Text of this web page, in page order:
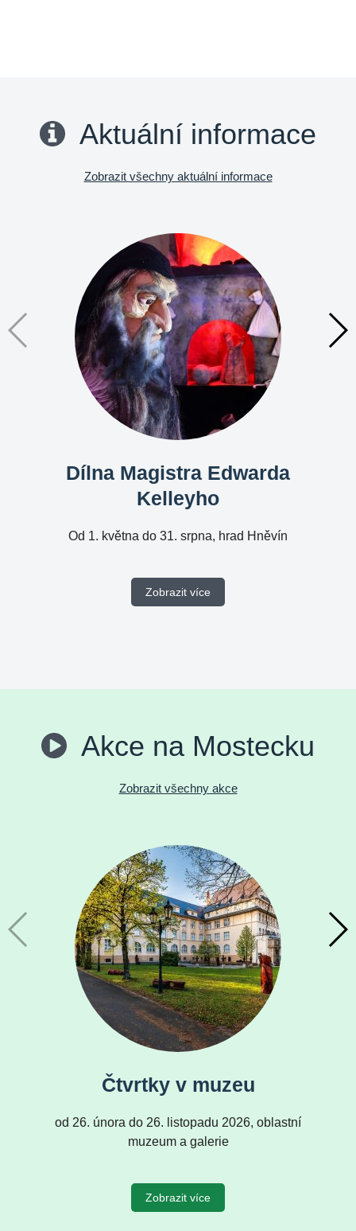
Aktuální informace
Zobrazit všechny aktuální informace
Dílna Magistra Edwarda
Kelleyho
Od 1. května do 31. srpna, hrad Hněvín
Zobrazit více
Akce na Mostecku
Zobrazit všechny akce
Čtvrtky v muzeu
od 26. února do 26. listopadu 2026, oblastní
muzeum a galerie
Zobrazit více